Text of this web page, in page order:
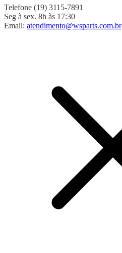
Telefone (19) 3115-7891
Seg à sex. 8h às 17:30
Email: atendimento@wsparts.com.br